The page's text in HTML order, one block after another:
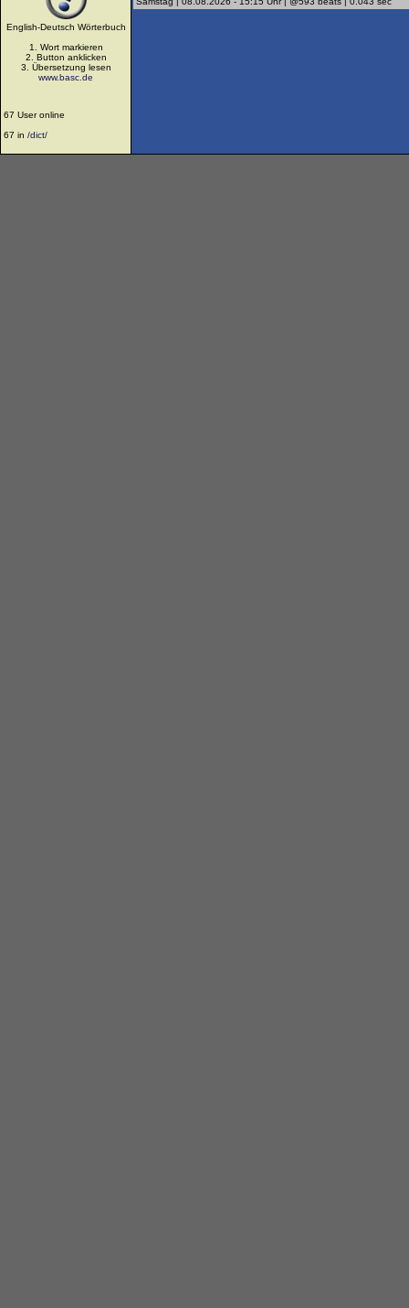
English-Deutsch Wörterbuch
1. Wort markieren
2. Button anklicken
3. Übersetzung lesen
www.basc.de
67 User online
67 in /dict/